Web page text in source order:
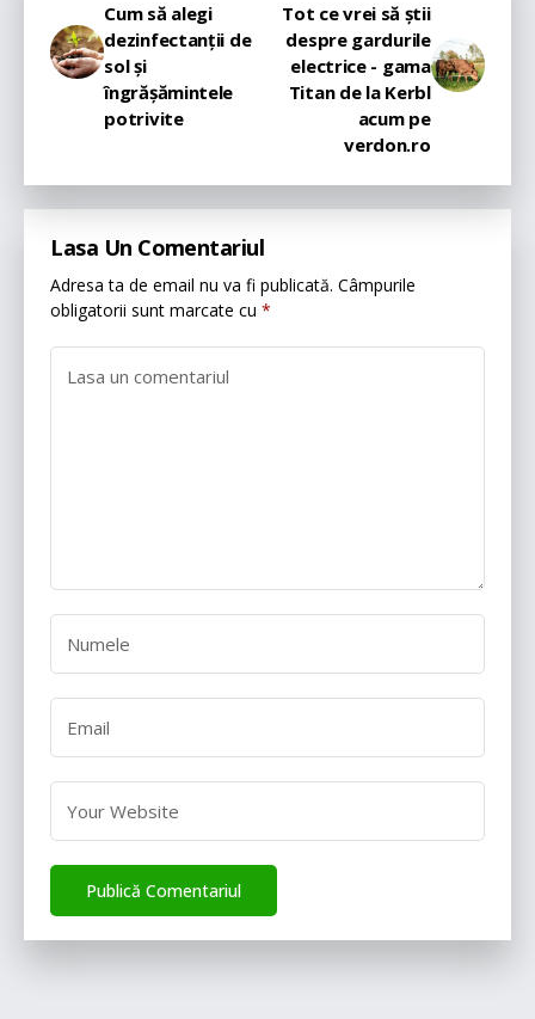
Cum să alegi
dezinfectanții de
sol și
îngrășămintele
potrivite
Tot ce vrei să știi
despre gardurile
electrice - gama
Titan de la Kerbl
acum pe
verdon.ro
Lasa Un Comentariul
Adresa ta de email nu va fi publicată. Câmpurile
obligatorii sunt marcate cu*